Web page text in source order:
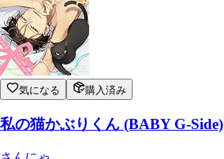
気になる 購入済み
私の猫かぶりくん (BABY G-Side)